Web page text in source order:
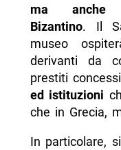
ma anche
Bizantino. Il
museo
derivanti da
prestiti
ed istituzioni
che in Grecia,
In particolare,